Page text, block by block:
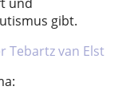
gibt.
Tebartz van Elst